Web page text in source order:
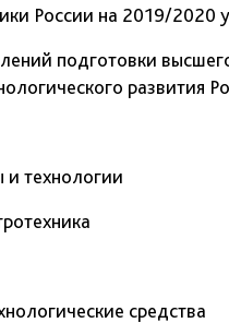
России на 2019/2020
подготовки
развития
технологии
средства